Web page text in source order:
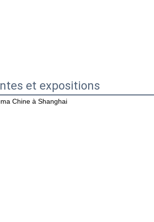
et expositions
Chine à Shanghai